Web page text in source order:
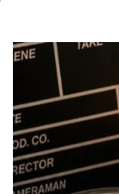
Recupera
tican
07/carmina-
espana-
Foto